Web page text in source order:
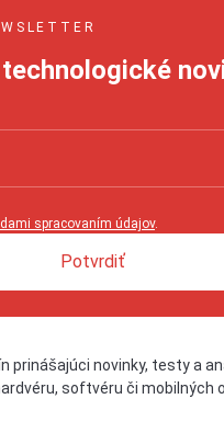
spracovaním údajov.
Potvrdiť
prinášajúci novinky, testy a
softvéru či mobilných